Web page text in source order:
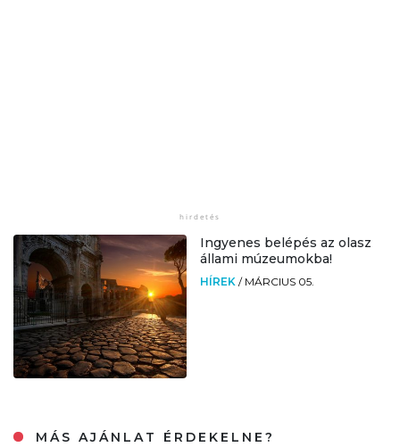
Ingyenes belépés az olasz
állami múzeumokba!
HÍREK / MÁRCIUS 05.
MÁS AJÁNLAT ÉRDEKELNE?